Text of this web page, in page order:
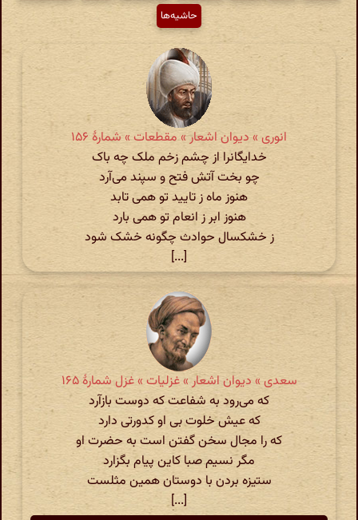
حاشیه‌ها
انوری » دیوان اشعار » مقطعات » شمارهٔ ۱۵۶
خدایگانرا از چشم زخم ملک چه باک
چو بخت آتش فتح و سپند می‌آرد
هنوز ماه ز تایید تو همی تابد
هنوز ابر ز انعام تو همی بارد
ز خشکسال حوادث چگونه خشک شود
[...]
سعدی » دیوان اشعار » غزلیات » غزل شمارهٔ ۱۶۵
که می‌رود به شفاعت که دوست بازآرد
که عیش خلوت بی او کدورتی دارد
که را مجال سخن گفتن است به حضرت او
مگر نسیم صبا کاین پیام بگزارد
ستیزه بردن با دوستان همین مثلست
[...]